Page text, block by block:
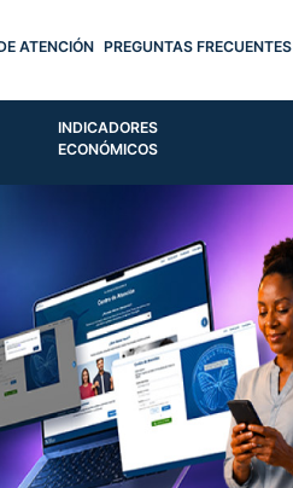
ATENCIÓN PREGUNTAS FRECUENTES
INDICADORES
ECONÓMICOS